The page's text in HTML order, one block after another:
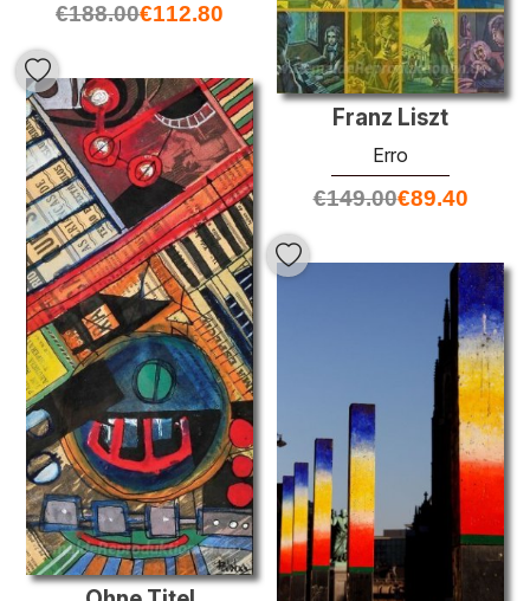
€188.00€112.80
Franz Liszt
Erro
€149.00€89.40